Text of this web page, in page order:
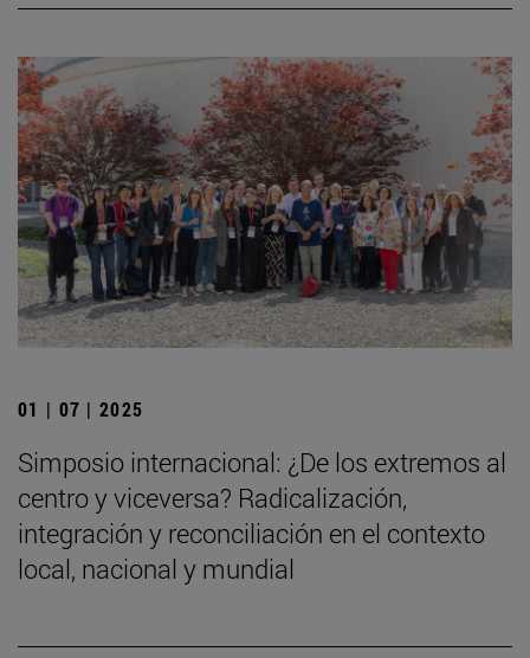
01 | 07 | 2025
Simposio internacional: ¿De los extremos al
centro y viceversa? Radicalización,
integración y reconciliación en el contexto
local, nacional y mundial